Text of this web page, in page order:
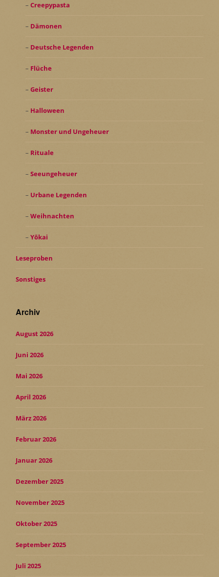
Creepypasta
Dämonen
Deutsche Legenden
Flüche
Geister
Halloween
Monster und Ungeheuer
Rituale
Seeungeheuer
Urbane Legenden
Weihnachten
Yōkai
Leseproben
Sonstiges
Archiv
August 2026
Juni 2026
Mai 2026
April 2026
März 2026
Februar 2026
Januar 2026
Dezember 2025
November 2025
Oktober 2025
September 2025
Juli 2025